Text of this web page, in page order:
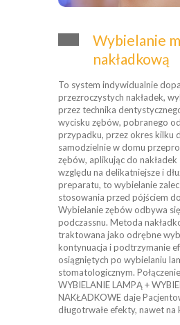
Wybielanie
nakładkową
To system indywidualnie
przezroczystych nakładek,
przez technika
wycisku zębów, pobranego
przypadku, przez okres kilku
samodzielnie w domu
zębów, aplikując do
względu na delikatniejsze i
preparatu, to wybielanie
stosowania przed pójściem
Wybielanie zębów odbywa
podczassnu. Metoda
traktowana jako odrębne
kontynuacja i podtrzymanie
osiągniętych po wybielaniu
stomatologicznym.
WYBIELANIE LAMPĄ +
NAKŁADKOWE daje
długotrwałe efekty, nawet na